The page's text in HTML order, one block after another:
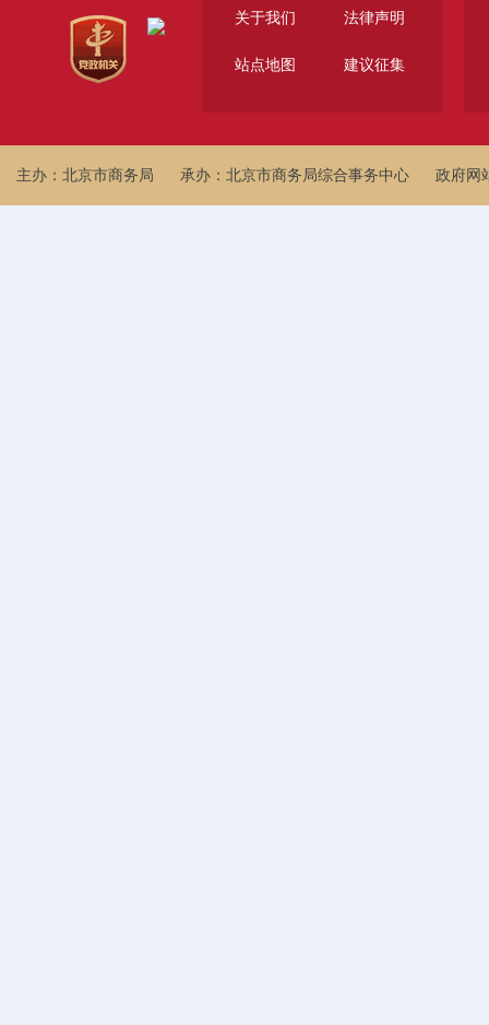
关于我们 法律声明
站点地图 建议征集
主办：北京市商务局 承办：北京市商务局综合事务中心 政府网